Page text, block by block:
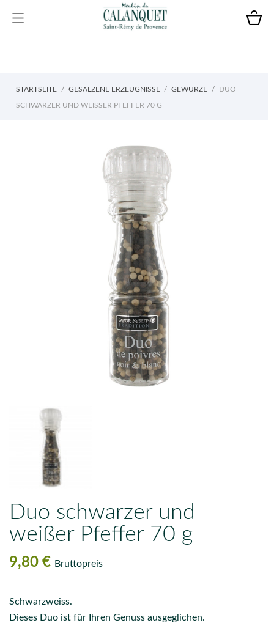
STARTSEITE GESALZENE ERZEUGNISSE GEWÜRZE DUO
SCHWARZER UND WEISSER PFEFFER 70 G
Duo schwarzer und
weißer Pfeffer 70 g
9,80 € Bruttopreis
Schwarzweiss.
Dieses Duo ist für Ihren Genuss ausgeglichen.